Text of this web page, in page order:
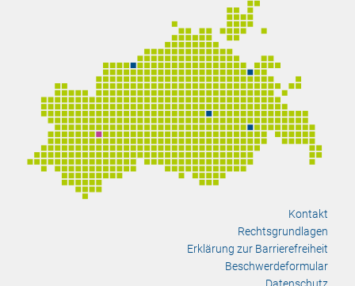
Kontakt
Rechtsgrundlagen
Erklärung zur Barrierefreiheit
Beschwerdeformular
Datenschutz